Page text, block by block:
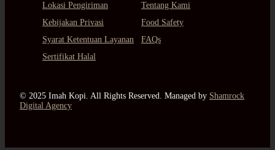
Lokasi Pengiriman
Tentang Kami
Kebijakan Privasi
Food Safety
Syarat Ketentuan Layanan
FAQs
Sertifikat Halal
© 2025 Imah Kopi. All Rights Reserved. Managed by Shamrock
Digital Agency